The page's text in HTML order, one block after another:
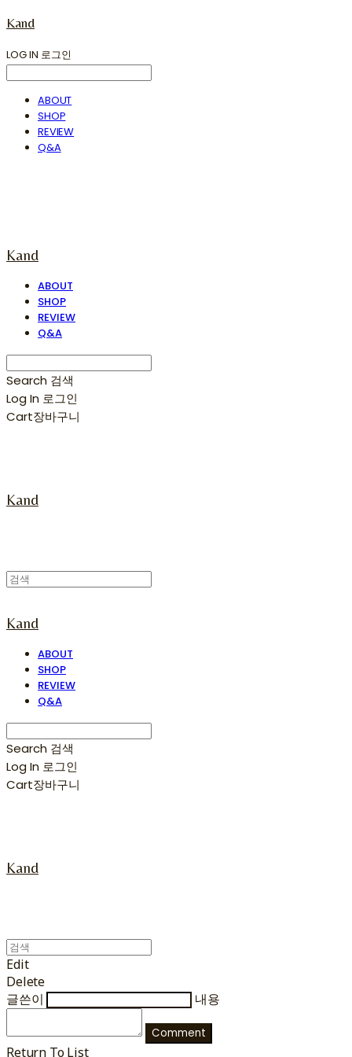
Kand
LOG IN 로그인
ABOUT
SHOP
REVIEW
Q&A
Kand
ABOUT
SHOP
REVIEW
Q&A
Search 검색
Log In 로그인
Cart장바구니
Kand
Kand
ABOUT
SHOP
REVIEW
Q&A
Search 검색
Log In 로그인
Cart장바구니
Kand
Edit
Delete
글쓴이
내용
Comment
Return To List